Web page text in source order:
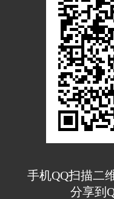
手机QQ扫描二
分享到